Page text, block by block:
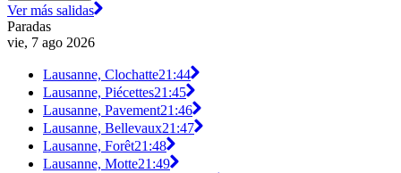
Ver más salidas
Paradas
vie, 7 ago 2026
Lausanne, Clochatte21:44
Lausanne, Piécettes21:45
Lausanne, Pavement21:46
Lausanne, Bellevaux21:47
Lausanne, Forêt21:48
Lausanne, Motte21:49